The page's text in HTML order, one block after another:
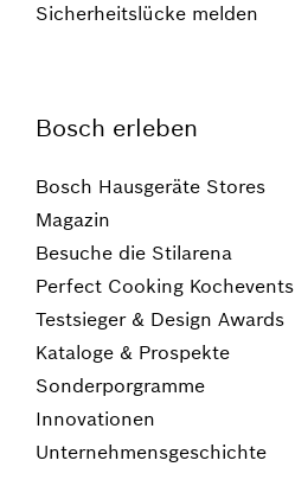
Sicherheitslücke melden
Bosch erleben
Bosch Hausgeräte Stores
Magazin
Besuche die Stilarena
Perfect Cooking Kochevents
Testsieger & Design Awards
Kataloge & Prospekte
Sonderporgramme
Innovationen
Unternehmensgeschichte